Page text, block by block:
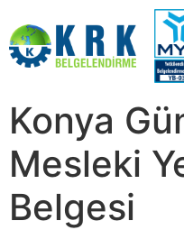
Konya
Mesleki
Belgesi